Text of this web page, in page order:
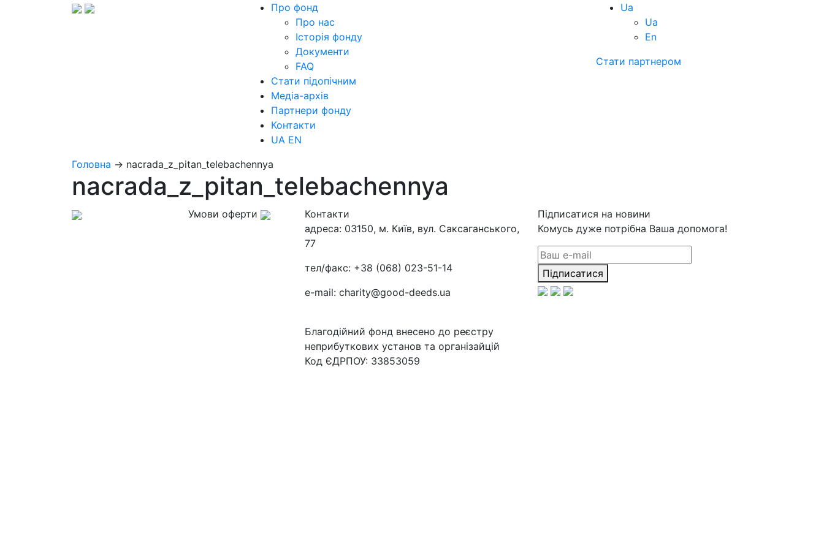
Про фонд
Про нас
Історія фонду
Документи
FAQ
Стати підопічним
Медіа-архів
Партнери фонду
Контакти
UA EN
Ua
Ua
En
Стати партнером
Головна → nacrada_z_pitan_telebachennya
nacrada_z_pitan_telebachennya
Умови оферти
Контакти
адреса: 03150, м. Київ, вул. Саксаганського,
77
тел/факс: +38 (068) 023-51-14
e-mail: charity@good-deeds.ua
Благодійний фонд внесено до реєстру
неприбуткових установ та організайцій
Код ЄДРПОУ: 33853059
Підписатися на новини
Комусь дуже потрібна Ваша допомога!
Підписатися